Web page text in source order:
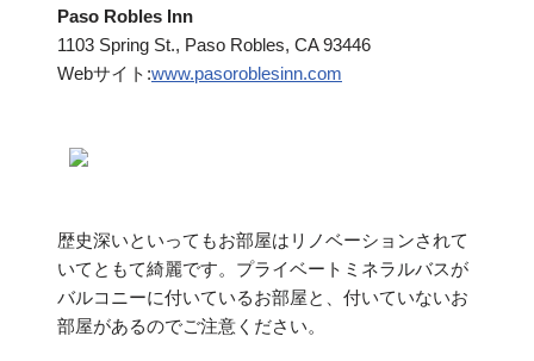
Paso Robles Inn
1103 Spring St., Paso Robles, CA 93446
Webサイト:www.pasoroblesinn.com
歴史深いといってもお部屋はリノベーションされて
いてともて綺麗です。プライベートミネラルバスが
バルコニーに付いているお部屋と、付いていないお
部屋があるのでご注意ください。